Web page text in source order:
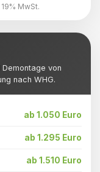
MwSt.
von
nach WHG.
ab 1.050 Euro
ab 1.295 Euro
ab 1.510 Euro